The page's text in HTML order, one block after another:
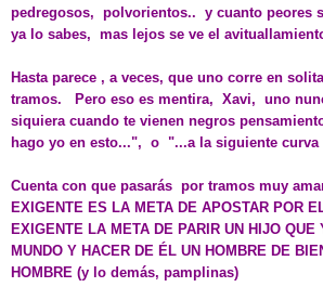
pedregosos, polvorientos.. y cuanto peores
ya lo sabes, mas lejos se ve el
Hasta parece , a veces, que uno corre en
tramos. Pero eso es mentira, Xavi, uno
siquiera cuando te vienen negros
hago yo en esto...", o "...a la siguiente curva
Cuenta con que pasarás por tramos muy
EXIGENTE ES LA META DE APOSTAR POR
EXIGENTE LA META DE PARIR UN HIJO QUE
MUNDO Y HACER DE ÉL UN HOMBRE DE
HOMBRE (y lo demás, pamplinas)